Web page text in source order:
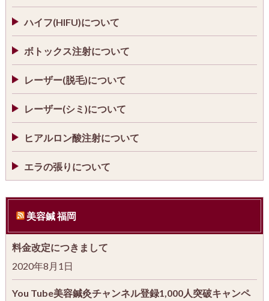
ハイフ(HIFU)について
ボトックス注射について
レーザー(脱毛)について
レーザー(シミ)について
ヒアルロン酸注射について
エラの張りについて
美容鍼 福岡
料金改定につきまして
2020年8月1日
You Tube美容鍼灸チャンネル登録1,000人突破キャンペ